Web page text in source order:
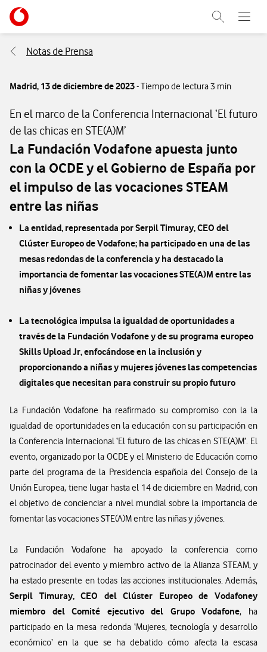
Ir a la pagina principal de vodafone.es
Abrir
Menu
Abre
Notas de Prensa
Madrid, 13 de diciembre de 2023- Tiempo de lectura 3 min
En el marco de la Conferencia Internacional ‘El futuro
de las chicas en STE(A)M’
La Fundación Vodafone apuesta junto
con la OCDE y el Gobierno de España por
el impulso de las vocaciones STEAM
entre las niñas
La entidad, representada por Serpil Timuray, CEO del
Clúster Europeo de Vodafone; ha participado en una de las
mesas redondas de la conferencia y ha destacado la
importancia de fomentar las vocaciones STE(A)M entre las
niñas y jóvenes
La tecnológica impulsa la igualdad de oportunidades a
través de la Fundación Vodafone y de su programa europeo
Skills Upload Jr, enfocándose en la inclusión y
proporcionando a niñas y mujeres jóvenes las competencias
digitales que necesitan para construir su propio futuro
La Fundación Vodafone ha reafirmado su compromiso con la la
igualdad de oportunidades en la educación con su participación en
la Conferencia Internacional ‘El futuro de las chicas en STE(A)M’. El
evento, organizado por la OCDE y el Ministerio de Educación como
parte del programa de la Presidencia española del Consejo de la
Unión Europea, tiene lugar hasta el 14 de diciembre en Madrid, con
el objetivo de concienciar a nivel mundial sobre la importancia de
fomentar las vocaciones STE(A)M entre las niñas y jóvenes.
La Fundación Vodafone ha apoyado la conferencia como
patrocinador del evento y miembro activo de la Alianza STEAM, y
ha estado presente en todas las acciones institucionales. Además,
Serpil Timuray,CEO del Clúster Europeo de Vodafoney
miembro del Comité ejecutivo del Grupo Vodafone, ha
participado en la mesa redonda ‘Mujeres, tecnología y desarrollo
económico’ en la que se ha debatido cómo afecta la escasa